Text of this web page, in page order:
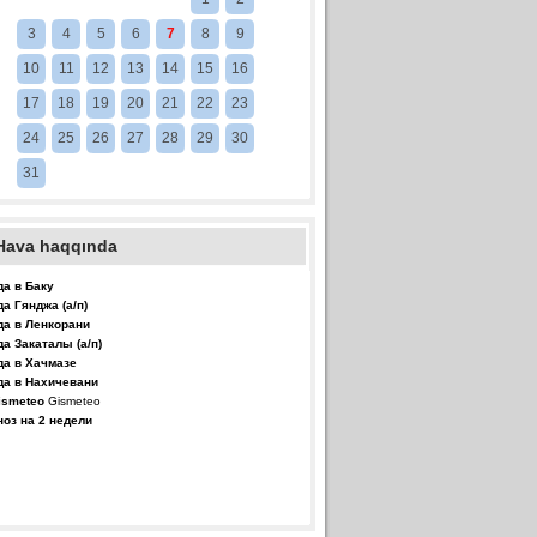
3 4 5 6 7 8 9
10 11 12 13 14 15 16
17 18 19 20 21 22 23
24 25 26 27 28 29 30
31
haqqında
в Баку
Гянджа (а/п)
в Ленкорани
Закаталы (а/п)
в Хачмазе
в Нахичевани
Gismeteo
на 2 недели